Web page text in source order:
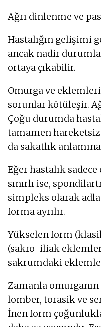
Ağrı dinlenme ve
Hastalığın gelişimi
ancak nadir
ortaya çıkabilir.
Omurga ve
sorunlar kötüleşir.
Çoğu durumda
tamamen hareketsiz
da sakatlık
Eğer hastalık
sınırlı ise,
simpleks olarak
forma ayrılır.
Yükselen form
(sakro-iliak
sakrumdaki
Zamanla omurganın
lomber, torasik ve
İnen form